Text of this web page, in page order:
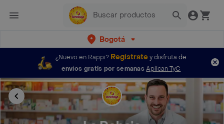
Bogotá
¿Nuevo en Rappi? Regístratey disfruta de
envíos gratis por semanas Aplican TyC